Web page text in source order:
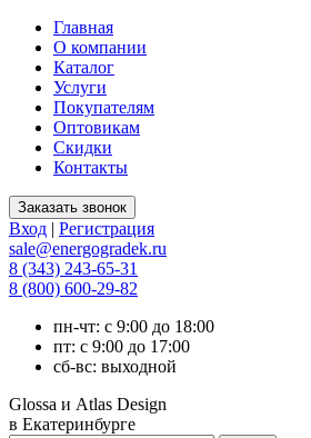
Главная
О компании
Каталог
Услуги
Покупателям
Оптовикам
Скидки
Контакты
Вход | Регистрация
sale@energogradek.ru
8 (343) 243-65-31
8 (800) 600-29-82
пн-чт: с 9:00 до 18:00
пт: с 9:00 до 17:00
сб-вс: выходной
Glossa и Atlas Design
в Екатеринбурге